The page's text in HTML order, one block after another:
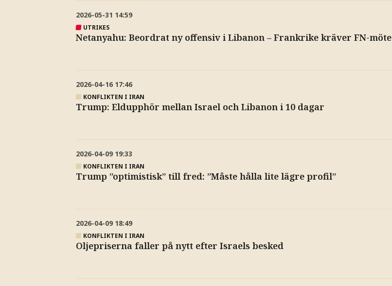
2026-05-31 14:59
UTRIKES
Netanyahu: Beordrat ny offensiv i Libanon – Frankrike kräver FN-möte
2026-04-16 17:46
KONFLIKTEN I IRAN
Trump: Eldupphör mellan Israel och Libanon i 10 dagar
2026-04-09 19:33
KONFLIKTEN I IRAN
Trump ”optimistisk” till fred: ”Måste hålla lite lägre profil”
2026-04-09 18:49
KONFLIKTEN I IRAN
Oljepriserna faller på nytt efter Israels besked